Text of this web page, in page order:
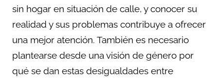
sin hogar en situación de calle, y conocer su
realidad y sus problemas contribuye a ofrecer
una mejor atención. También es necesario
plantearse desde una visión de género por
qué se dan estas desigualdades entre